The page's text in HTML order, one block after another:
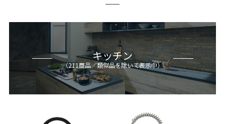
キッチン
（211商品／類似品を除いて表示中）